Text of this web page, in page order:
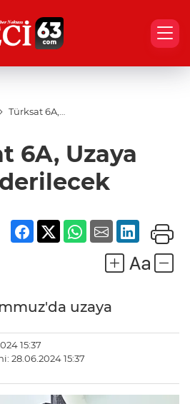
Türksat 6A,
6A, Uzaya
uzaya
15:37
28.06.2024 15:37